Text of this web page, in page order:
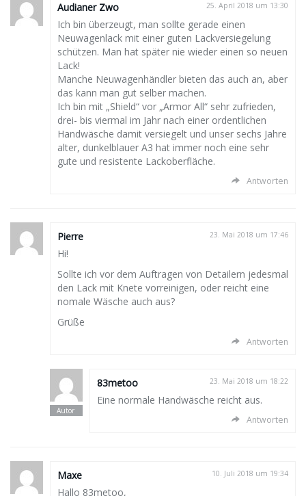
Audianer Zwo 25. April 2018 um 13:30
Ich bin überzeugt, man sollte gerade einen
Neuwagenlack mit einer guten Lackversiegelung
schützen. Man hat später nie wieder einen so neuen
Lack!
Manche Neuwagenhändler bieten das auch an, aber
das kann man gut selber machen.
Ich bin mit „Shield“ vor „Armor All“ sehr zufrieden,
drei- bis viermal im Jahr nach einer ordentlichen
Handwäsche damit versiegelt und unser sechs Jahre
alter, dunkelblauer A3 hat immer noch eine sehr
gute und resistente Lackoberfläche.
Antworten
Pierre 23. Mai 2018 um 17:46
Hi!
Sollte ich vor dem Auftragen von Detailern jedesmal
den Lack mit Knete vorreinigen, oder reicht eine
nomale Wäsche auch aus?
Grüße
Antworten
83metoo 23. Mai 2018 um 18:22
Eine normale Handwäsche reicht aus.
Antworten
Maxe 10. Juli 2018 um 19:34
Hallo 83metoo,